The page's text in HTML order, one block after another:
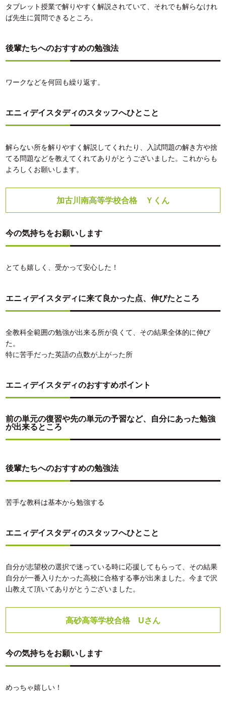
タブレット授業で解りやすく解説されていて、それでも解らなけれ
ば先生に質問できるところ。
後輩たちへのおすすめの勉強法
ワークなどを何回も繰り返す。
エニィデイスタディのスタッフへひとこと
解らない所を解りやすく解説してくれたり、入試問題の解き方や捨
てる問題などを教えてくれてありがとうございました。これからも
よろしくお願いします。
加古川南高等学校合格 Ｙくん
今の気持ちをお願いします
とても嬉しく、受かって安心した！
エニィデイスタディに来て良かった点、伸びたところ
全教科全範囲の勉強が出来る所が良くて、その結果全体的に伸び
た。
特に苦手だった英語の点数が上がった所
エニィデイスタディのおすすめポイント
前の単元の復習や先の単元の予習など、自分にあった勉強
が出来るところ
後輩たちへのおすすめの勉強法
苦手な教科は基本から勉強する
エニィデイスタディのスタッフへひとこと
自分が志望校の選択で迷っている時に応援してもらって、その結果
自分が一番入りたかった高校に合格する事が出来ました。今まで沢
山教えて頂いてありがとうございました。
高砂高等学校合格 Uさん
今の気持ちをお願いします
めっちゃ嬉しい！